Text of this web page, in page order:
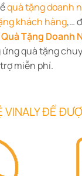
quà tặng doanh
khách hàng,…
Tặng Doanh
quà tặng
miễn phí.
VINALY ĐỂ